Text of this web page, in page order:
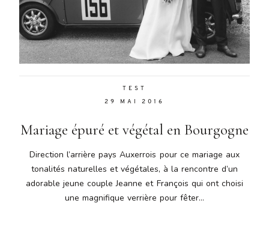
TEST
29 MAI 2016
Mariage épuré et végétal en Bourgogne
Direction l’arrière pays Auxerrois pour ce mariage aux
tonalités naturelles et végétales, à la rencontre d’un
adorable jeune couple Jeanne et François qui ont choisi
une magnifique verrière pour fêter...